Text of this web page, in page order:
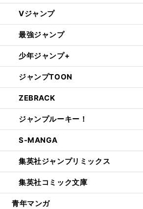
Vジャンプ
最強ジャンプ
少年ジャンプ+
ジャンプTOON
ZEBRACK
ジャンプルーキー！
S-MANGA
集英社ジャンプリミックス
集英社コミック文庫
青年マンガ